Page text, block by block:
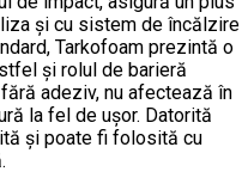
și cu sistem de încălzire
Tarkofoam prezintă o
și rolul de barieră
adeziv, nu afectează în
la fel de ușor. Datorită
și poate fi folosită cu